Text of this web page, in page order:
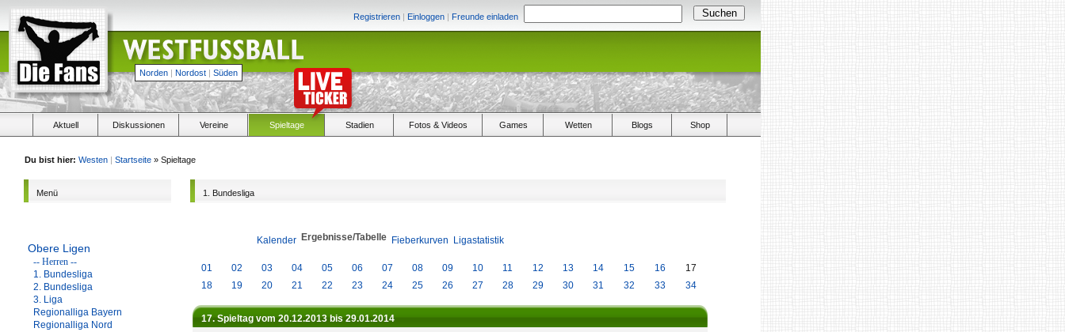
Registrieren | Einloggen | Freunde einladen
Norden | Nordost | Süden
Aktuell Diskussionen Vereine Spieltage Stadien Fotos & Videos Games Wetten Blogs Shop
Du bist hier: Westen | Startseite » Spieltage
Menü
Obere Ligen
-- Herren --
1. Bundesliga
2. Bundesliga
3. Liga
Regionalliga Bayern
Regionalliga Nord
1. Bundesliga
Kalender Ergebnisse/Tabelle Fieberkurven Ligastatistik
01 02 03 04 05 06 07 08 09 10 11 12 13 14 15 16
17
18
19 20 21 22 23 24 25 26 27 28 29 30 31 32 33 34
17. Spieltag vom 20.12.2013 bis 29.01.2014